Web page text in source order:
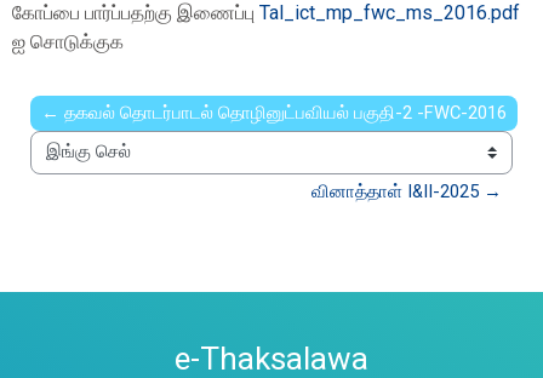
கோப்பை பார்ப்பதற்கு இணைப்பு Tal_ict_mp_fwc_ms_2016.pdf
ஐ சொடுக்குக
← தகவல் தொடர்பாடல் தொழினுட்பவியல் பகுதி-2 -FWC-2016
இங்கு செல்
வினாத்தாள் I&II-2025 →
e-Thaksalawa